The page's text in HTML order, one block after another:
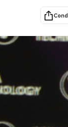
Altrecose